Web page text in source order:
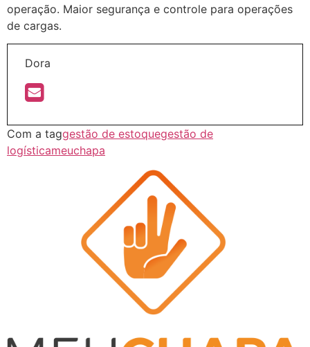
operação. Maior segurança e controle para operações
de cargas.
Dora
Com a taggestão de estoquegestão de
logísticameuchapa